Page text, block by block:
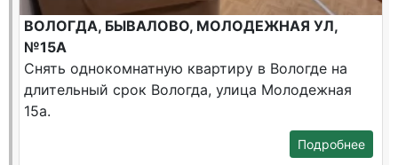
ВОЛОГДА, БЫВАЛОВО, МОЛОДЕЖНАЯ УЛ,
№15А
Снять однокомнатную квартиру в Вологде на
длительный срок Вологда, улица Молодежная
15а.
Подробнее